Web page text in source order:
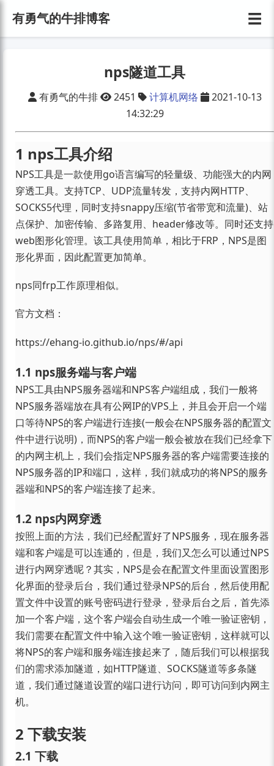
有勇气的牛排博客 ☰
nps隧道工具
有勇气的牛排 2451 计算机网络
2021-10-13
14:32:29
1 nps工具介绍
NPS工具是一款使用go语言编写的轻量级、功能强大的内网
穿透工具。支持TCP、UDP流量转发，支持内网HTTP、
SOCKS5代理，同时支持snappy压缩(节省带宽和流量)、站
点保护、加密传输、多路复用、header修改等。同时还支持
web图形化管理。该工具使用简单，相比于FRP，NPS是图
形化界面，因此配置更加简单。
nps同frp工作原理相似。
官方文档：
https://ehang-io.github.io/nps/#/api
1.1 nps服务端与客户端
NPS工具由NPS服务器端和NPS客户端组成，我们一般将
NPS服务器端放在具有公网IP的VPS上，并且会开启一个端
口等待NPS的客户端进行连接(一般会在NPS服务器的配置文
件中进行说明)，而NPS的客户端一般会被放在我们已经拿下
的内网主机上，我们会指定NPS服务器的客户端需要连接的
NPS服务器的IP和端口，这样，我们就成功的将NPS的服务
器端和NPS的客户端连接了起来。
1.2 nps内网穿透
按照上面的方法，我们已经配置好了NPS服务，现在服务器
端和客户端是可以连通的，但是，我们又怎么可以通过NPS
进行内网穿透呢？其实，NPS是会在配置文件里面设置图形
化界面的登录后台，我们通过登录NPS的后台，然后使用配
置文件中设置的账号密码进行登录，登录后台之后，首先添
加一个客户端，这个客户端会自动生成一个唯一验证密钥，
我们需要在配置文件中输入这个唯一验证密钥，这样就可以
将NPS的客户端和服务端连接起来了，随后我们可以根据我
们的需求添加隧道，如HTTP隧道、SOCKS隧道等多条隧
道，我们通过隧道设置的端口进行访问，即可访问到内网主
机。
2 下载安装
2.1 下载